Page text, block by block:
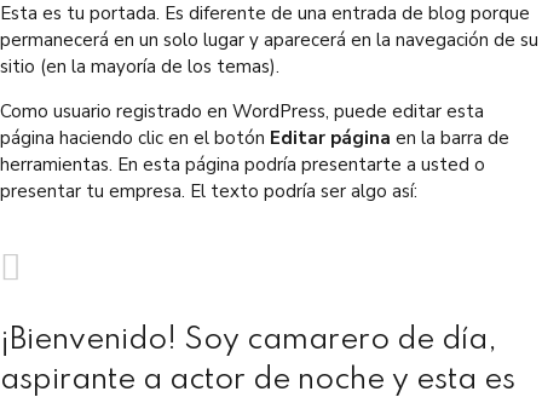
Esta es tu portada. Es diferente de una entrada de blog porque
permanecerá en un solo lugar y aparecerá en la navegación de su
sitio (en la mayoría de los temas).
Como usuario registrado en WordPress, puede editar esta
página haciendo clic en el botón Editar página en la barra de
herramientas. En esta página podría presentarte a usted o
presentar tu empresa. El texto podría ser algo así:
¡Bienvenido! Soy camarero de día,
aspirante a actor de noche y esta es